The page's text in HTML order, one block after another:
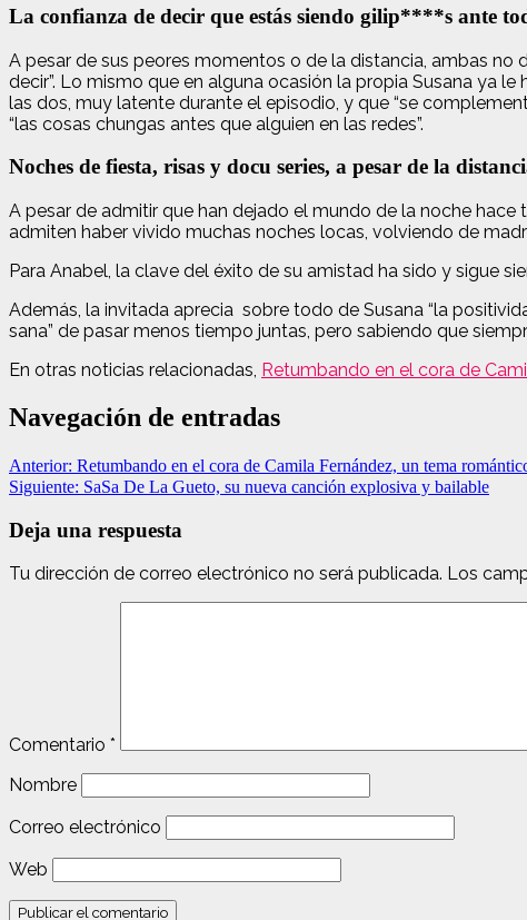
La confianza de decir que estás siendo gilip****s ante
A pesar de sus peores momentos o de la distancia, ambas no
decir”. Lo mismo que en alguna ocasión la propia Susana ya
las dos, muy latente durante el episodio, y que “se
“las cosas chungas antes que alguien en las redes”.
Noches de fiesta, risas y docu series, a pesar de la
A pesar de admitir que han dejado el mundo de la noche
admiten haber vivido muchas noches locas, volviendo de
Para Anabel, la clave del éxito de su amistad ha sido y sigue
Además, la invitada aprecia sobre todo de Susana “la
sana” de pasar menos tiempo juntas, pero sabiendo que
En otras noticias relacionadas, Retumbando en el cora de
Navegación de entradas
Anterior: Retumbando en el cora de Camila Fernández, un tema
Siguiente: SaSa De La Gueto, su nueva canción explosiva y bailable
Deja una respuesta
Tu dirección de correo electrónico no será publicada. Los
Comentario *
Nombre
Correo electrónico
Web